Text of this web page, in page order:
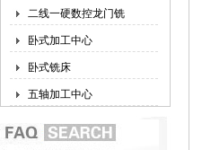
二线一硬数控龙门铣
卧式加工中心
卧式铣床
五轴加工中心